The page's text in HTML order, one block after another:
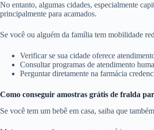
No entanto, algumas cidades, especialmente
principalmente para acamados.
Se você ou alguém da família tem mobilidade
Verificar se sua cidade oferece
Consultar programas de atendimento
Perguntar diretamente na farmácia
Como conseguir amostras grátis de fralda
Se você tem um bebê em casa, saiba que